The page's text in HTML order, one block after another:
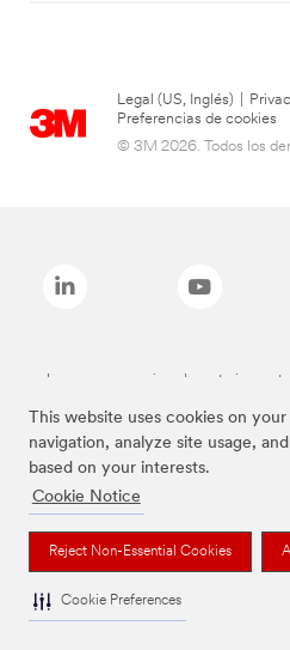
This website uses cookies on
navigation, analyze site usage,
based on your interests.
Cookie Notice
Reject Non-Essential Cookies
Cookie Preferences
Legal (US, Inglés)
Preferencias de cookies
© 3M 2026. Todos los
Las marcas mencionadas